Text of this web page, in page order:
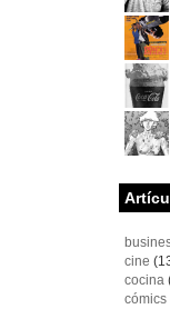
cine
cocina
cómics